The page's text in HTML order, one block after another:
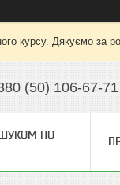
курсу. Дякуємо за
(50) 106-67-71
ПО